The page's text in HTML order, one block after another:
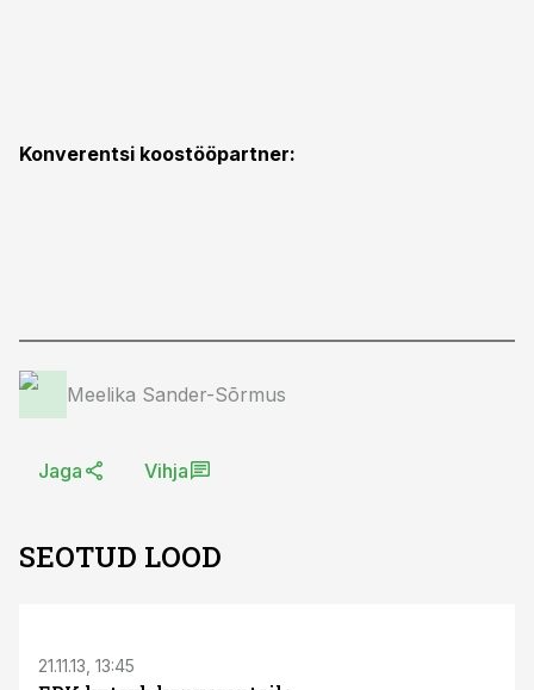
Konverentsi koostööpartner:
Meelika Sander-Sõrmus
Jaga Vihja
SEOTUD LOOD
21.11.13, 13:45